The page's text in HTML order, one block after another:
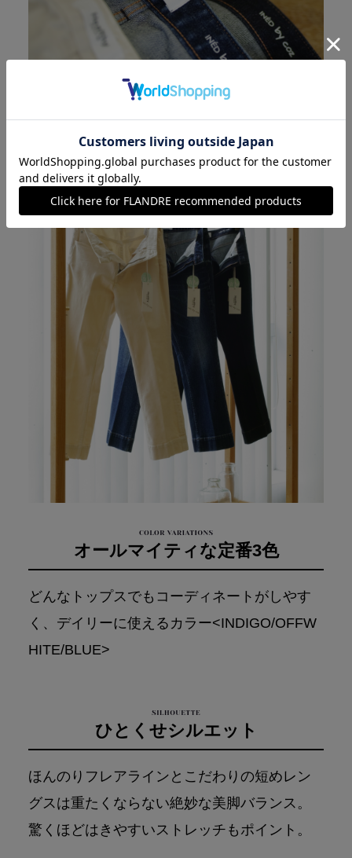
オールマイティな定番3色
どんなトップスでもコーディネートがしやす
く、デイリーに使えるカラー<INDIGO/OFFW
HITE/BLUE>
ひとくせシルエット
ほんのりフレアラインとこだわりの短めレン
グスは重たくならない絶妙な美脚バランス。
驚くほどはきやすいストレッチもポイント。